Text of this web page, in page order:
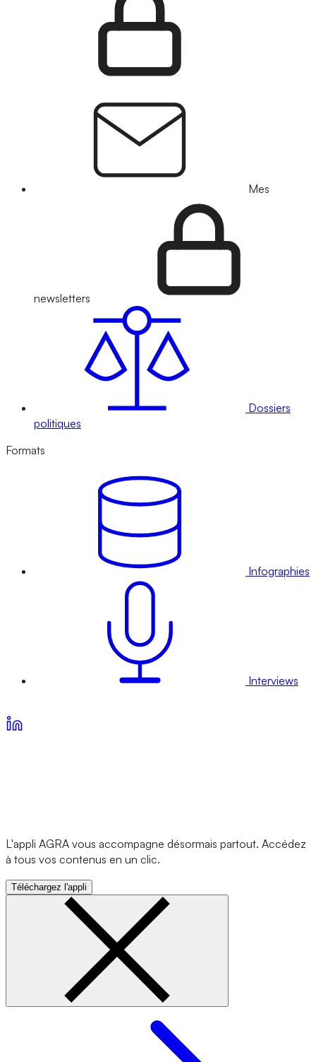
Mes
newsletters
Dossiers
politiques
Formats
Infographies
Interviews
L'appli AGRA vous accompagne désormais partout. Accédez
à tous vos contenus en un clic.
Téléchargez l'appli